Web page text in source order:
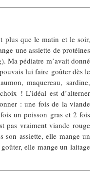
plus que le matin et le soir,
une assiette de protéines
Ma pédiatre m’avait donné
lui faire goûter dès le
maquereau, sardine,
! L’idéal est d’alterner
: une fois de la viande
un poisson gras et 2 fois
pas vraiment viande rouge
son assiette, elle mange un
elle mange un laitage